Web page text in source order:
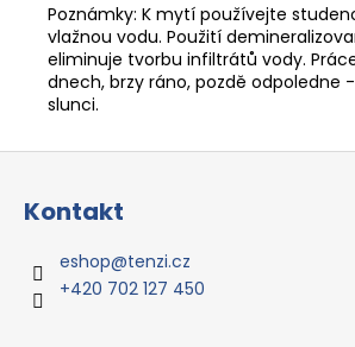
Poznámky: K mytí používejte
vlažnou vodu. Použití
eliminuje tvorbu infiltrátů vody.
dnech, brzy ráno, pozdě odpoledne
slunci.
Z
Kontakt
eshop@tenzi.cz
+420 702 127 450